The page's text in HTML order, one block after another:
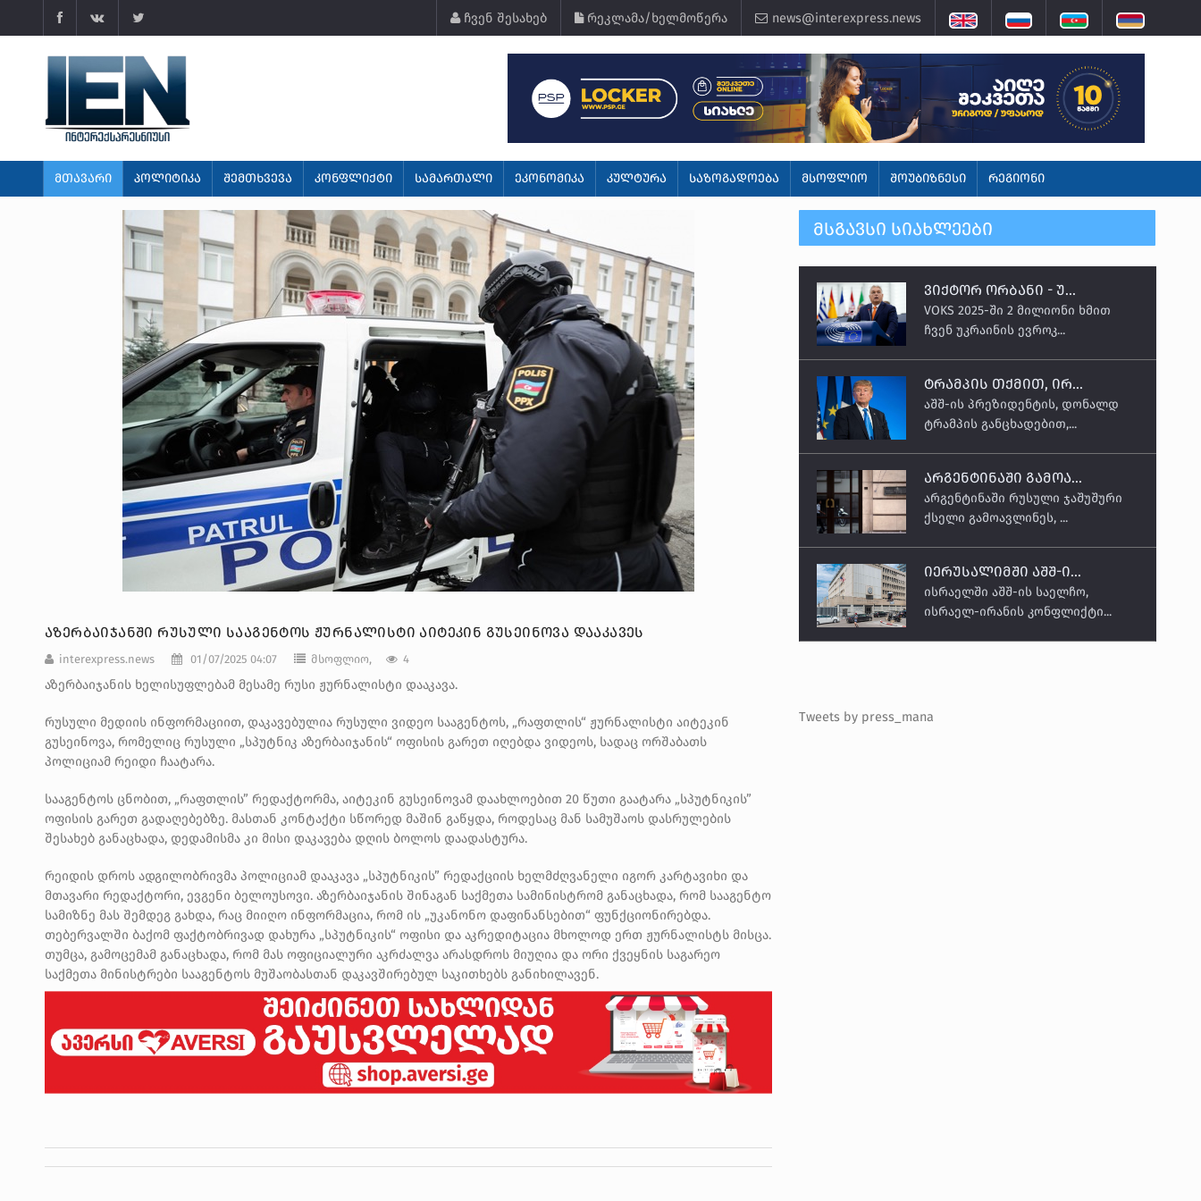
ჩვენ შესახებ რეკლამა/ხელმოწერა news@interexpress.news
ᲛᲗᲐᲕᲐᲠᲘ ᲞᲝᲚᲘᲢᲘᲙᲐ ᲨᲔᲛᲗᲮᲕᲔᲕᲐ ᲙᲝᲜᲤᲚᲘᲥᲢᲘ ᲡᲐᲛᲐᲠᲗᲐᲚᲘ ᲔᲙᲝᲜᲝᲛᲘᲙᲐ ᲙᲣᲚᲢᲣᲠᲐ ᲡᲐᲖᲝᲒᲐᲓᲝᲔᲑᲐ ᲛᲡᲝᲤᲚᲘᲝ ᲨᲝᲣᲑᲘᲖᲜᲔᲡᲘ ᲠᲔᲒᲘᲝᲜᲘ
ᲐᲖᲔᲠᲑᲐᲘᲯᲐᲜᲨᲘ ᲠᲣᲡᲣᲚᲘ ᲡᲐᲐᲒᲔᲜᲢᲝᲡ ᲟᲣᲠᲜᲐᲚᲘᲡᲢᲘ ᲐᲘᲢᲔᲙᲘᲜ ᲒᲣᲡᲔᲘᲜᲝᲕᲐ ᲓᲐᲐᲙᲐᲕᲔᲡ
interexpress.news 01/07/2025 04:07 მსოფლიო, 4
აზერბაიჯანის ხელისუფლებამ მესამე რუსი ჟურნალისტი დააკავა.
რუსული მედიის ინფორმაციით, დაკავებულია რუსული ვიდეო სააგენტოს, „რაფთლის“ ჟურნალისტი აიტეკინ
გუსეინოვა, რომელიც რუსული „სპუტნიკ აზერბაიჯანის“ ოფისის გარეთ იღებდა ვიდეოს, სადაც ორშაბათს
პოლიციამ რეიდი ჩაატარა.
სააგენტოს ცნობით, „რაფთლის” რედაქტორმა, აიტეკინ გუსეინოვამ დაახლოებით 20 წუთი გაატარა „სპუტნიკის”
ოფისის გარეთ გადაღებებზე. მასთან კონტაქტი სწორედ მაშინ გაწყდა, როდესაც მან სამუშაოს დასრულების
შესახებ განაცხადა, დედამისმა კი მისი დაკავება დღის ბოლოს დაადასტურა.
რეიდის დროს ადგილობრივმა პოლიციამ დააკავა „სპუტნიკის” რედაქციის ხელმძღვანელი იგორ კარტავიხი და
მთავარი რედაქტორი, ევგენი ბელოუსოვი. აზერბაიჯანის შინაგან საქმეთა სამინისტრომ განაცხადა, რომ სააგენტო
სამიზნე მას შემდეგ გახდა, რაც მიიღო ინფორმაცია, რომ ის „უკანონო დაფინანსებით“ ფუნქციონირებდა.
თებერვალში ბაქომ ფაქტობრივად დახურა „სპუტნიკის“ ოფისი და აკრედიტაცია მხოლოდ ერთ ჟურნალისტს მისცა.
თუმცა, გამოცემამ განაცხადა, რომ მას ოფიციალური აკრძალვა არასდროს მიუღია და ორი ქვეყნის საგარეო
საქმეთა მინისტრები სააგენტოს მუშაობასთან დაკავშირებულ საკითხებს განიხილავენ.
ᲛᲡᲒᲐᲕᲡᲘ ᲡᲘᲐᲮᲚᲔᲔᲑᲘ
ვიქტორ ორბანი - უ...
VOKS 2025-ში 2 მილიონი ხმით
ჩვენ უკრაინის ევროკ...
ტრამპის თქმით, ირ...
აშშ-ის პრეზიდენტის, დონალდ
ტრამპის განცხადებით,...
არგენტინაში გამოა...
არგენტინაში რუსული ჯაშუშური
ქსელი გამოავლინეს, ...
იერუსალიმში აშშ-ი...
ისრაელში აშშ-ის საელჩო,
ისრაელ-ირანის კონფლიქტი...
Tweets by press_mana